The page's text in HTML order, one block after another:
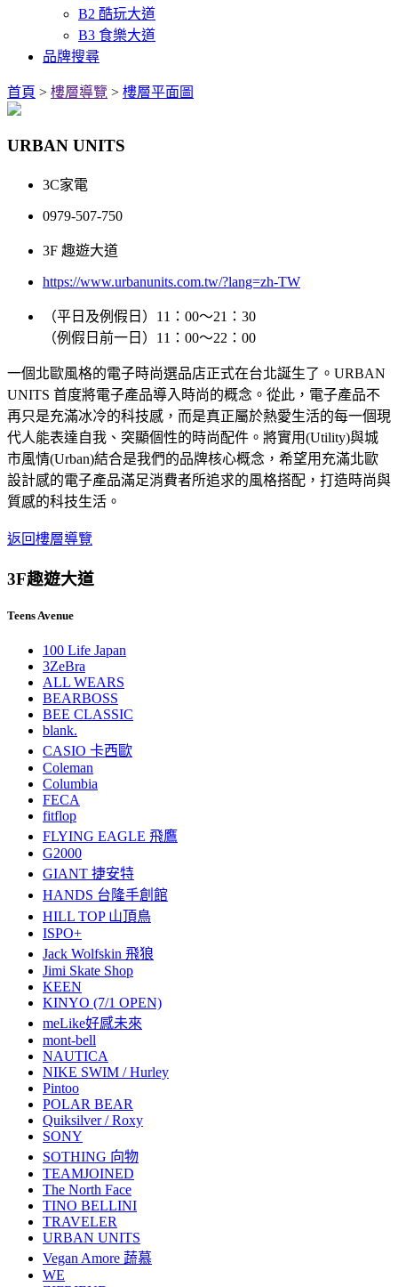
B2 酷玩大道
B3 食樂大道
品牌搜尋
首頁 > 樓層導覽 > 樓層平面圖
URBAN UNITS
3C家電
0979-507-750
3F 趣遊大道
https://www.urbanunits.com.tw/?lang=zh-TW
（平日及例假日）11：00～21：30
（例假日前一日）11：00～22：00
一個北歐風格的電子時尚選品店正式在台北誕生了。URBAN
UNITS 首度將電子產品導入時尚的概念。從此，電子產品不
再只是充滿冰冷的科技感，而是真正屬於熱愛生活的每一個現
代人能表達自我、突顯個性的時尚配件。將實用(Utility)與城
市風情(Urban)結合是我們的品牌核心概念，希望用充滿北歐
設計感的電子產品滿足消費者所追求的風格搭配，打造時尚與
質感的科技生活。
返回樓層導覽
3F趣遊大道
Teens Avenue
100 Life Japan
3ZeBra
ALL WEARS
BEARBOSS
BEE CLASSIC
blank.
CASIO 卡西歐
Coleman
Columbia
FECA
fitflop
FLYING EAGLE 飛鷹
G2000
GIANT 捷安特
HANDS 台隆手創館
HILL TOP 山頂鳥
ISPO+
Jack Wolfskin 飛狼
Jimi Skate Shop
KEEN
KINYO (7/1 OPEN)
meLike好感未來
mont-bell
NAUTICA
NIKE SWIM / Hurley
Pintoo
POLAR BEAR
Quiksilver / Roxy
SONY
SOTHING 向物
TEAMJOINED
The North Face
TINO BELLINI
TRAVELER
URBAN UNITS
Vegan Amore 蔬慕
WE